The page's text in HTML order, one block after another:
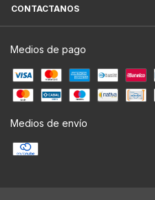
CONTACTANOS
Medios de pago
Medios de envío